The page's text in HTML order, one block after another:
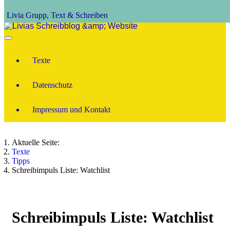
Texte
Datenschutz
Impressum und Kontakt
Livia Grupp, Text & Schreiben
Aktuelle Seite:
Texte
Tipps
Schreibimpuls Liste: Watchlist
Schreibimpuls Liste: Watchlist